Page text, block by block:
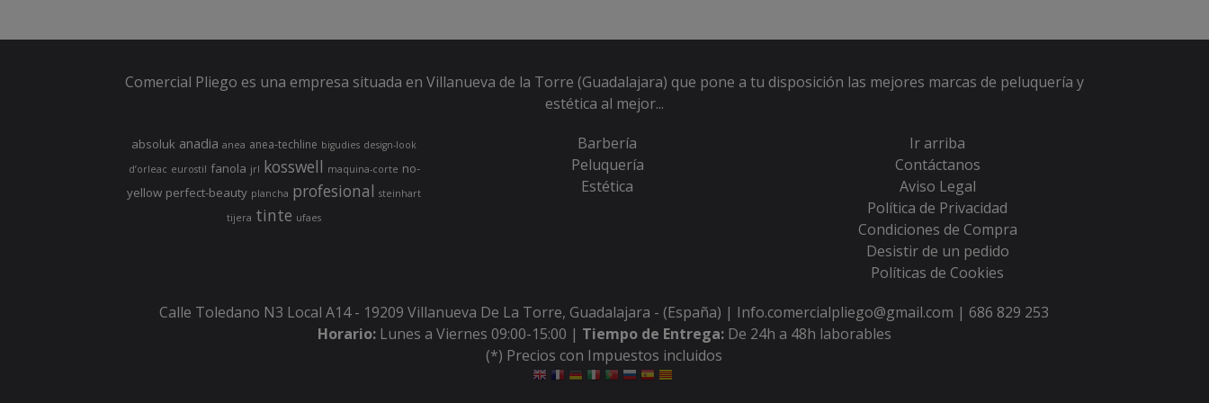
Comercial Pliego es una empresa situada en Villanueva de la Torre (Guadalajara) que pone a tu disposición las mejores marcas de peluquería y
estética al mejor...
absoluk anadia anea anea-techline bigudies design-look
d’orleac eurostil fanola jrl kosswell maquina-corte no-
yellow perfect-beauty plancha profesional steinhart
tijera tinte ufaes
Barbería
Peluquería
Estética
Ir arriba
Contáctanos
Aviso Legal
Política de Privacidad
Condiciones de Compra
Desistir de un pedido
Políticas de Cookies
Calle Toledano N3 Local A14 - 19209 Villanueva De La Torre, Guadalajara - (España) | Info.comercialpliego@gmail.com |686 829 253
Horario: Lunes a Viernes 09:00-15:00 | Tiempo de Entrega: De 24h a 48h laborables
(*) Precios con Impuestos incluidos